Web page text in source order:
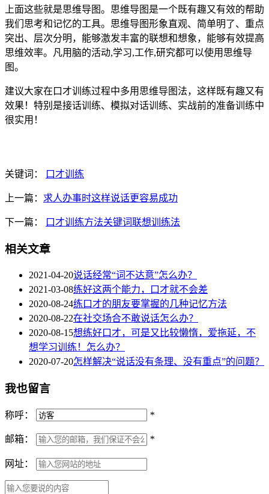
上面这些就是思维导图。思维导图是一个既有趣又有效的帮助
我们思考和记忆的工具。思维导图形象直观、简单明了、重点
突出、层次分明，能够激发丰富的联想和想象，能够有效提高
思维效率。凡用脑的活动,学习,工作,研究都可以使用思维导
图。
建议大家在口才训练过程中多用思维导图法，这样既有趣又有
效果！特别是接话训练、模拟对话训练、实战前的准备训练中
很实用！
关键词： 口才训练
上一篇： 求人办事时这样说话更容易成功
下一篇： 口才训练方法关键词联想训练法
相关文章
2021-04-20说话经常“词不达意”怎么办？
2021-03-08练好这两个能力，口才就不会差
2020-08-24练口才的朋友要掌握的几种记忆方法
2020-08-22在社交场合不敢说话怎么办？
2020-08-15想练好口才，可是又比较懒惰，爱拖延，不
想学习训练！怎么办？
2020-07-20怎样解决“说话没有条理、没有重点”的问题？
我也留言
称呼： *
邮箱： *
网址：